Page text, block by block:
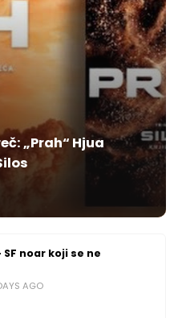
„Prah“ Hjua
SF noar koji se ne
AGO